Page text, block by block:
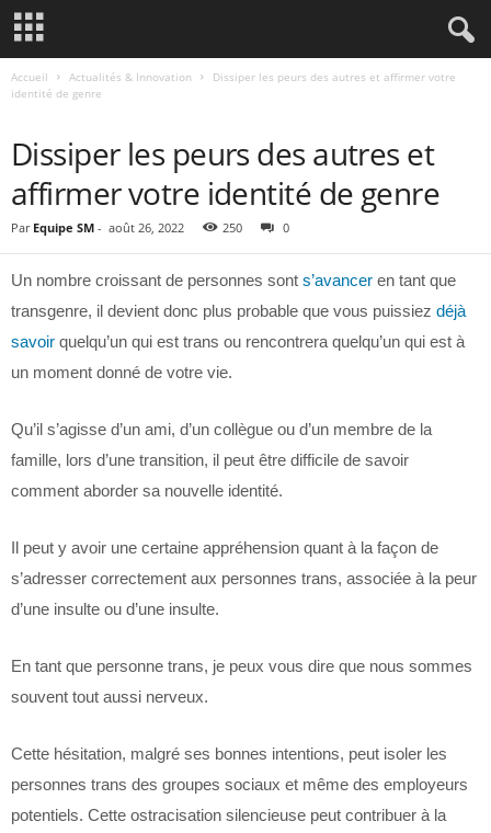
Accueil Actualités & Innovation
Dissiper les peurs des autres et affirmer votre
identité de genre
Dissiper les peurs des autres et
affirmer votre identité de genre
Par Equipe SM - août 26, 2022 250 0
Un nombre croissant de personnes sont s’avancer en tant que
transgenre, il devient donc plus probable que vous puissiez déjà
savoir quelqu’un qui est trans ou rencontrera quelqu’un qui est à
un moment donné de votre vie.
Qu’il s’agisse d’un ami, d’un collègue ou d’un membre de la
famille, lors d’une transition, il peut être difficile de savoir
comment aborder sa nouvelle identité.
Il peut y avoir une certaine appréhension quant à la façon de
s’adresser correctement aux personnes trans, associée à la peur
d’une insulte ou d’une insulte.
En tant que personne trans, je peux vous dire que nous sommes
souvent tout aussi nerveux.
Cette hésitation, malgré ses bonnes intentions, peut isoler les
personnes trans des groupes sociaux et même des employeurs
potentiels. Cette ostracisation silencieuse peut contribuer à la